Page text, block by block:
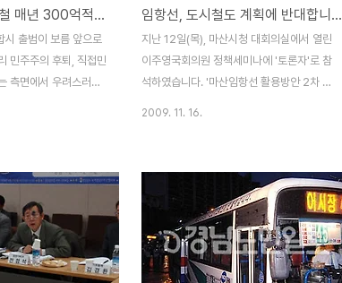
20%를 각각 부담하
러나, 예상보다 이용
적자를 창원시가 고스
가는 시내버스 노선 전면 조정 ② 대학, 기업,
관공서 통근 버스 운행 폐지 Tren Ligero
by Mad-King 첫 번째, 시내버스 노..
김해-부산 경전철 매년 300억적자, 창원 도시철도는?
시 출범이 보름 앞으로
민주주의 후퇴, 직접민
측면에서 우려스러운
개설’이 주요사업으로
늘은 통합창원시에 ‘도
생각해보면 좋겠습니
마산 창원 진해를 연
이 알려지고 공청회가
임항선, 도시철도 계획에 반대합니다 !
지난 12일(목), 마산시청 대회의실에서 열린
이주영국회의원 정책세미나에 '토론자'로 참
석하였습니다. '마산임항선 활용방안 2차 토
토론회를 주최한 이주영국회의원이 인사말을
하고 있습니다. 발제 : 임항선 일대의 복합재
생과 도심재구조화(김민수/ 경성대학교 도시
공학과 교수) 토론 - 배춘봉(한국교통연구원
책임연구원) - 노병국(한국철도시설공단 기
2009. 11. 16.